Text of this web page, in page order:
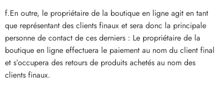
f.En outre, le propriétaire de la boutique en ligne agit en tant
que représentant des clients finaux et sera donc la principale
personne de contact de ces derniers : Le propriétaire de la
boutique en ligne effectuera le paiement au nom du client final
et s’occupera des retours de produits achetés au nom des
clients finaux.